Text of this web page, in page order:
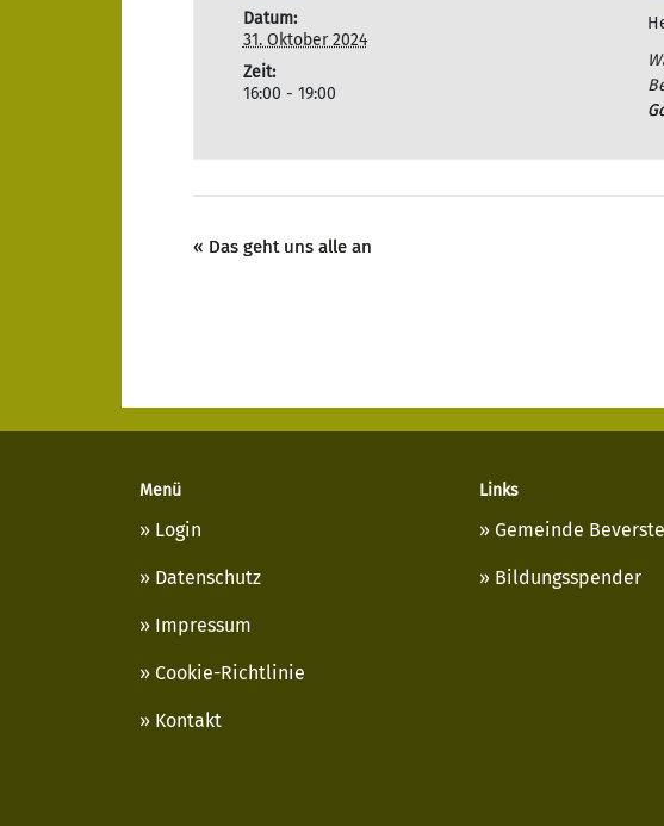
Datum:
31. Oktober 2024
Zeit:
16:00 - 19:00
« Das geht uns alle an
Menü
Login
Datenschutz
Impressum
Cookie-Richtlinie
Kontakt
Links
Gemeinde
Bildungsspender